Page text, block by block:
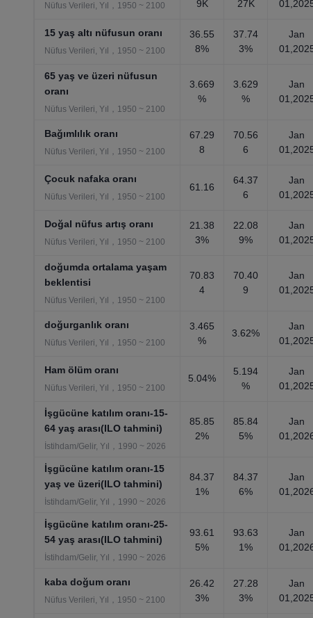
Nüfus Verileri, Yıl，1950 ~ 2100
9K
27K
15 yaş altı nüfusun oranı
Nüfus Verileri, Yıl，1950 ~ 2100
36.55
8%
37.74
3%
Jan
65 yaş ve üzeri nüfusun
oranı
Nüfus Verileri, Yıl，1950 ~ 2100
3.669
%
3.629
%
Jan
Bağımlılık oranı
Nüfus Verileri, Yıl，1950 ~ 2100
67.29
8
70.56
6
Jan
Çocuk nafaka oranı
Nüfus Verileri, Yıl，1950 ~ 2100
61.16
64.37
6
Jan
Doğal nüfus artış oranı
Nüfus Verileri, Yıl，1950 ~ 2100
21.38
3%
22.08
9%
Jan
doğumda ortalama yaşam
beklentisi
Nüfus Verileri, Yıl，1950 ~ 2100
70.83
4
70.40
9
Jan
doğurganlık oranı
Nüfus Verileri, Yıl，1950 ~ 2100
3.465
%
3.62%
Jan
Ham ölüm oranı
Nüfus Verileri, Yıl，1950 ~ 2100
5.04%
5.194
%
Jan
İşgücüne katılım oranı-15-
64 yaş arası(ILO tahmini)
İstihdam/Gelir, Yıl，1990 ~ 2026
85.85
2%
85.84
5%
Jan
İşgücüne katılım oranı-15
yaş ve üzeri(ILO tahmini)
İstihdam/Gelir, Yıl，1990 ~ 2026
84.37
1%
84.37
6%
Jan
İşgücüne katılım oranı-25-
54 yaş arası(ILO tahmini)
İstihdam/Gelir, Yıl，1990 ~ 2026
93.61
5%
93.63
1%
Jan
kaba doğum oranı
Nüfus Verileri, Yıl，1950 ~ 2100
26.42
3%
27.28
3%
Jan